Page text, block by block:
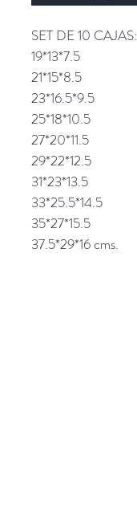
SET DE 10 CAJAS:
19*13*7.5
21*15*8.5
23*16.5*9.5
25*18*10.5
27*20*11.5
29*22*12.5
31*23*13.5
33*25.5*14.5
35*27*15.5
37.5*29*16 cms.